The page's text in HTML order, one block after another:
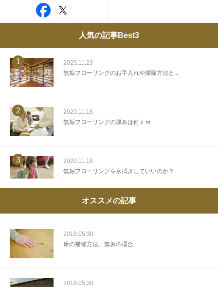
人気の記事Best3
1
2025.11.23
無垢フローリングのお手入れや掃除方法と...
2
2020.11.18
無垢フローリングの厚みは何ｃｍ
3
2020.11.18
無垢フローリングを水拭きしていいのか？
オススメの記事
2018.05.30
床の補修方法、無垢の場合
2018.05.30